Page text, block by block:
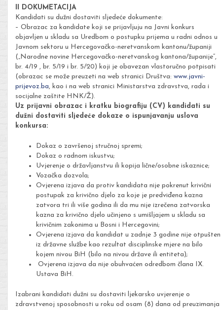
II DOKUMETACIJA
Kandidati su dužni dostaviti sljedeće dokumente:
– Obrazac za kandidate koji se prijavljuju na Javni konkurs
objavljen u skladu sa Uredbom o postupku prijema u radni odnos u
Javnom sektoru u Hercegovačko-neretvanskom kantonu/županiji
(„Narodne novine Hercegovačko-neretvanskog kantona/županije“,
br. 4/19 , br. 5/19 i br. 5/20) koji je obavezan vlastoručno potpisati
(obrazac se može preuzeti na web stranici Društva: www.javni-
prijevoz.ba, kao i na web stranici Ministarstva zdravstva, rada i
socijalne zaštite HNK/Ž).
Uz prijavni obrazac i kratku biografiju (CV) kandidati su
dužni dostaviti sljedeće dokaze o ispunjavanju uslova
konkursa:
Dokaz o završenoj stručnoj spremi;
Dokaz o radnom iskustvu;
Uvjerenje o državljanstvu ili kopija lične/osobne iskaznice;
Vozačka dozvola;
Ovjerena izjava da protiv kandidata nije pokrenut krivični
postupak za krivično djelo za koje je predviđena kazna
zatvora tri ili više godina ili da mu nije izrečena zatvorska
kazna za krivično djelo učinjeno s umišljajem u skladu sa
krivičnim zakonima u Bosni i Hercegovini;
Ovjerena izjava da kandidat u zadnje 3 godine nije otpušten
iz državne službe kao rezultat disciplinske mjere na bilo
kojem nivou BiH (bilo na nivou države ili entiteta);
Ovjerena izjava da nije obuhvaćen odredbom člana IX.
Ustava BiH.
Izabrani kandidati dužni su dostaviti ljekarsko uvjerenje o
zdravstvenoj sposobnosti u roku od osam (8) dana od preuzimanja